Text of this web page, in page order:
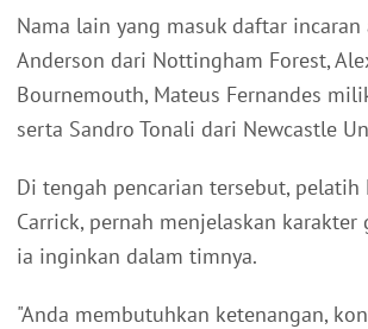
Nama lain yang masuk daftar
Anderson dari Nottingham Forest,
Bournemouth, Mateus Fernandes
serta Sandro Tonali dari Newcastle
Di tengah pencarian tersebut, pelatih
Carrick, pernah menjelaskan karakter
ia inginkan dalam timnya.
"Anda membutuhkan ketenangan,